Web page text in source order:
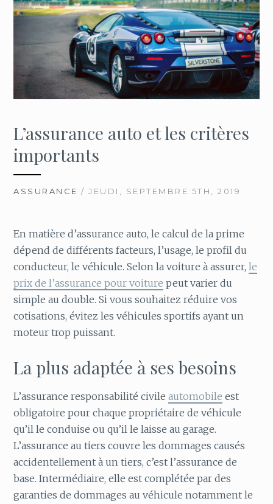
L’assurance auto et les critères
importants
ASSURANCE / JEUDI, SEPTEMBRE 5TH, 2019
En matière d’assurance auto, le calcul de la prime
dépend de différents facteurs, l’usage, le profil du
conducteur, le véhicule. Selon la voiture à assurer,le
prix de l’assurance pour voiture peut varier du
simple au double. Si vous souhaitez réduire vos
cotisations, évitez les véhicules sportifs ayant un
moteur trop puissant.
La plus adaptée à ses besoins
L’assurance responsabilité civileautomobile est
obligatoire pour chaque propriétaire de véhicule
qu’il le conduise ou qu’il le laisse au garage.
L’assurance au tiers couvre les dommages causés
accidentellement à un tiers, c’est l’assurance de
base. Intermédiaire, elle est complétée par des
garanties de dommages au véhicule notamment le